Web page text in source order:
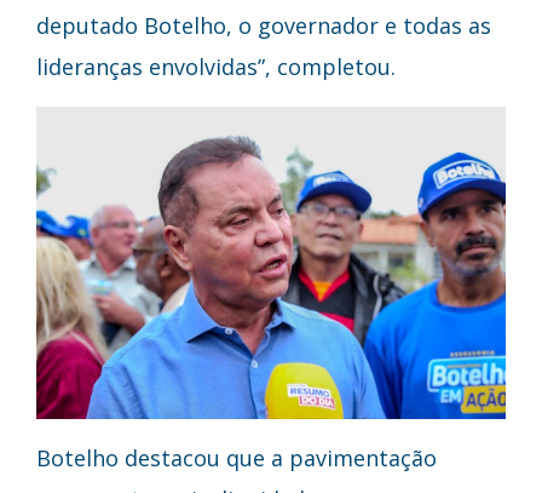
deputado Botelho, o governador e todas as
lideranças envolvidas”, completou.
Botelho destacou que a pavimentação